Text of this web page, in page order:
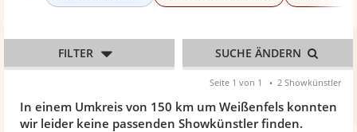
In einem Umkreis von 150 km um Weißenfels konnten
wir leider keine passenden Showkünstler finden.
FILTER SUCHE ÄNDERN
Seite 1 von 1 2 Showkünstler